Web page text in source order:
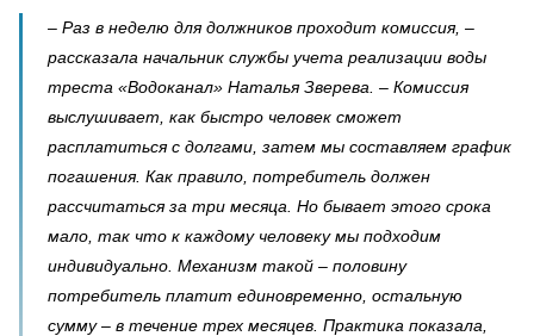
– Раз в неделю для должников проходит комиссия, –
рассказала начальник службы учета реализации воды
треста «Водоканал» Наталья Зверева. – Комиссия
выслушивает, как быстро человек сможет
расплатиться с долгами, затем мы составляем график
погашения. Как правило, потребитель должен
рассчитаться за три месяца. Но бывает этого срока
мало, так что к каждому человеку мы подходим
индивидуально. Механизм такой – половину
потребитель платит единовременно, остальную
сумму – в течение трех месяцев. Практика показала,